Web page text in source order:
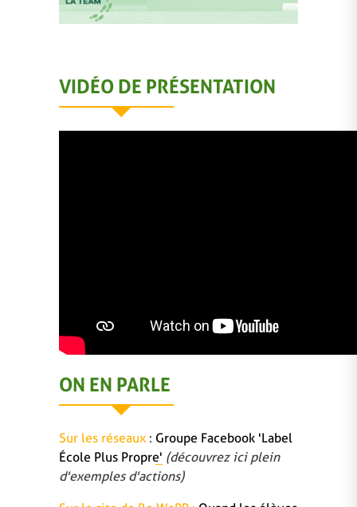
VIDÉO DE PRÉSENTATION
ON EN PARLE
Sur les réseaux : Groupe Facebook 'Label
École Plus Propre' (découvrez ici plein
d'exemples d'actions)